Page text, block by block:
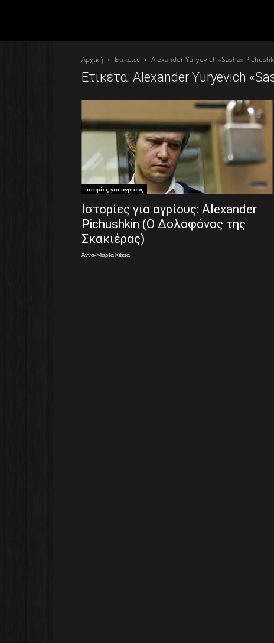
Αρχική Ετικέτες Alexander Yuryevich «Sasha»
Ετικέτα: Alexander Yuryevich
Ιστορίες για αγρίους
Ιστορίες για αγρίους: Alexander
Pichushkin (Ο Δολοφόνος της
Σκακιέρας)
Άννα-Μαρία Κέκια